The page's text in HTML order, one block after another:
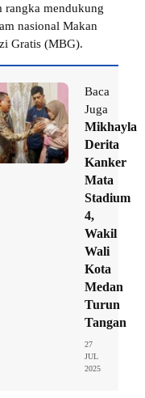
rangka mendukung
nasional Makan
Gratis (MBG).
Baca
Juga
Mikhayla
Derita
Kanker
Mata
Stadium
4,
Wakil
Wali
Kota
Medan
Turun
Tangan
27
JUL
2025